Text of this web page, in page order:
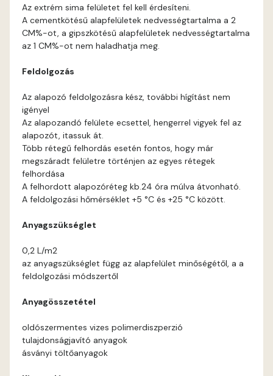
Az extrém sima felületet fel kell érdesíteni.
A cementkötésű alapfelületek nedvességtartalma a 2
CM%-ot, a gipszkötésű alapfelületek nedvességtartalma
az 1 CM%-ot nem haladhatja meg.
Feldolgozás
Az alapozó feldolgozásra kész, további hígítást nem
igényel
Az alapozandó felülete ecsettel, hengerrel vigyek fel az
alapozót, itassuk át.
Több rétegű felhordás esetén fontos, hogy már
megszáradt felületre történjen az egyes rétegek
felhordása
A felhordott alapozóréteg kb.24 óra múlva átvonható.
A feldolgozási hőmérséklet +5 °C és +25 °C között.
Anyagszükséglet
0,2 L/m2
az anyagszükséglet függ az alapfelület minőségétől, a a
feldolgozási módszertől
Anyagösszetétel
oldószermentes vizes polimerdiszperzió
tulajdonságjavító anyagok
ásványi töltőanyagok